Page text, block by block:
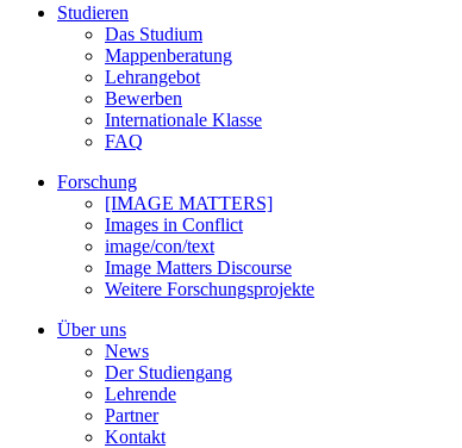
Studieren
Das Studium
Mappenberatung
Lehrangebot
Bewerben
Internationale Klasse
FAQ
Forschung
[IMAGE MATTERS]
Images in Conflict
image/con/text
Image Matters Discourse
Weitere Forschungsprojekte
Über uns
News
Der Studiengang
Lehrende
Partner
Kontakt